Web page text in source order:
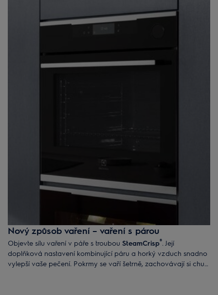
Nový způsob vaření – vaření s párou
Objevte sílu vaření v páře s troubou SteamCrisp®. Její
doplňková nastavení kombinující páru a horký vzduch snadno
vylepší vaše pečení. Pokrmy se vaří šetrně, zachovávají si chuť